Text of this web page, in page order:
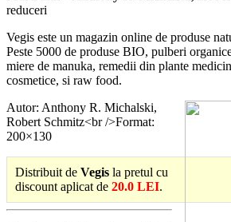
reduceri
Vegis este un magazin online de produse
Peste 5000 de produse BIO, pulberi
miere de manuka, remedii din plante
cosmetice, si raw food.
Autor: Anthony R. Michalski,
Robert Schmitz<br />Format:
200×130
Distribuit de Vegis la pretul cu
discount aplicat de 20.0 LEI.